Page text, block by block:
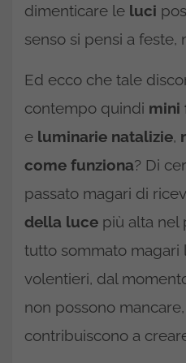
dimenticare le luci
senso si pensi a feste,
Ed ecco che tale
contempo quindi mini
e luminarie natalizie,
come funziona? Di
passato magari di
della luce più alta nel
tutto sommato magari
volentieri, dal
non possono
contribuiscono a